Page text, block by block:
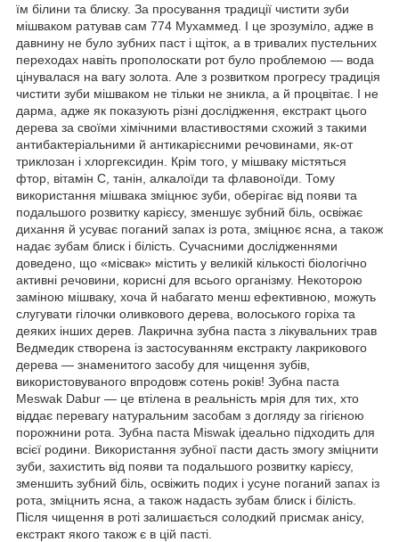
їм білини та блиску. За просування традиції чистити зуби
мішваком ратував сам 774 Мухаммед. І це зрозуміло, адже в
давнину не було зубних паст і щіток, а в тривалих пустельних
переходах навіть прополоскати рот було проблемою — вода
цінувалася на вагу золота. Але з розвитком прогресу традиція
чистити зуби мішваком не тільки не зникла, а й процвітає. І не
дарма, адже як показують різні дослідження, екстракт цього
дерева за своїми хімічними властивостями схожий з такими
антибактеріальними й антикарієсними речовинами, як-от
триклозан і хлоргексидин. Крім того, у мішваку містяться
фтор, вітамін С, танін, алкалоїди та флавоноїди. Тому
використання мішвака зміцнює зуби, оберігає від появи та
подальшого розвитку карієсу, зменшує зубний біль, освіжає
дихання й усуває поганий запах із рота, зміцнює ясна, а також
надає зубам блиск і білість. Сучасними дослідженнями
доведено, що «місвак» містить у великій кількості біологічно
активні речовини, корисні для всього організму. Некоторою
заміною мішваку, хоча й набагато менш ефективною, можуть
слугувати гілочки оливкового дерева, волоського горіха та
деяких інших дерев. Лакрична зубна паста з лікувальних трав
Ведмедик створена із застосуванням екстракту лакрикового
дерева — знаменитого засобу для чищення зубів,
використовуваного впродовж сотень років! Зубна паста
Meswak Dabur — це втілена в реальність мрія для тих, хто
віддає перевагу натуральним засобам з догляду за гігієною
порожнини рота. Зубна паста Miswak ідеально підходить для
всієї родини. Використання зубної пасти дасть змогу зміцнити
зуби, захистить від появи та подальшого розвитку карієсу,
зменшить зубний біль, освіжить подих і усуне поганий запах із
рота, зміцнить ясна, а також надасть зубам блиск і білість.
Після чищення в роті залишається солодкий присмак анісу,
екстракт якого також є в цій пасті.